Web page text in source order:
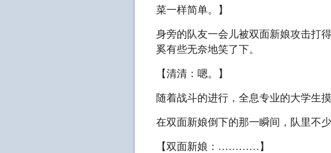
菜一样简单。】
身旁的队友一会儿被双面新娘攻击打
奚有些无奈地笑了下。
【清清：嗯。】
随着战斗的进行，全息专业的大学生
在双面新娘倒下的那一瞬间，队里不
【双面新娘：…………】